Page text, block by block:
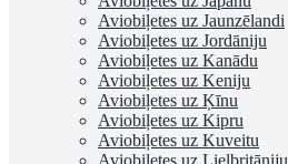
Aviobiļetes uz Jaunzēlandi
Aviobiļetes uz Jordāniju
Aviobiļetes uz Kanādu
Aviobiļetes uz Keniju
Aviobiļetes uz Ķīnu
Aviobiļetes uz Kipru
Aviobiļetes uz Kuveitu
Aviobiļetes uz Lielbritāniju